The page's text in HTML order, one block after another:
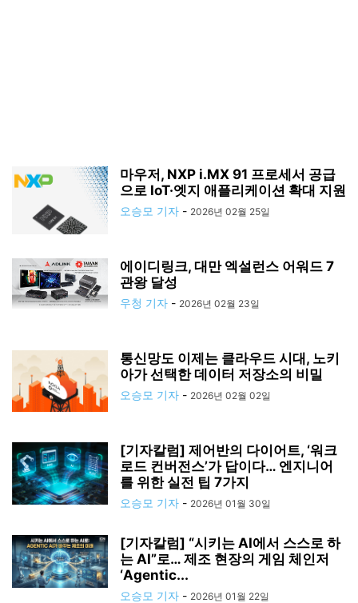
마우저, NXP i.MX 91 프로세서 공급
으로 IoT·엣지 애플리케이션 확대 지원
오승모 기자 - 2026년 02월 25일
에이디링크, 대만 엑설런스 어워드 7
관왕 달성
우청 기자 - 2026년 02월 23일
통신망도 이제는 클라우드 시대, 노키
아가 선택한 데이터 저장소의 비밀
오승모 기자 - 2026년 02월 02일
[기자칼럼] 제어반의 다이어트, ‘워크
로드 컨버전스’가 답이다… 엔지니어
를 위한 실전 팁 7가지
오승모 기자 - 2026년 01월 30일
[기자칼럼] “시키는 AI에서 스스로 하
는 AI”로… 제조 현장의 게임 체인저
‘Agentic...
오승모 기자 - 2026년 01월 22일